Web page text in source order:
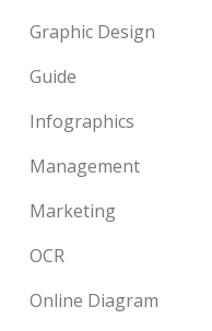
Graphic Design
Guide
Infographics
Management
Marketing
OCR
Online Diagram